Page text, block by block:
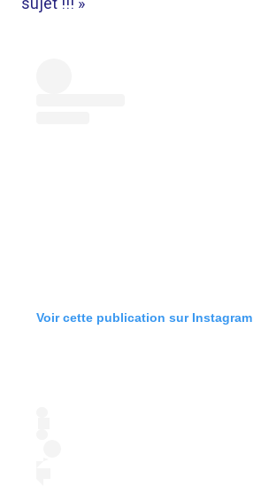
Voir cette publication sur Instagram